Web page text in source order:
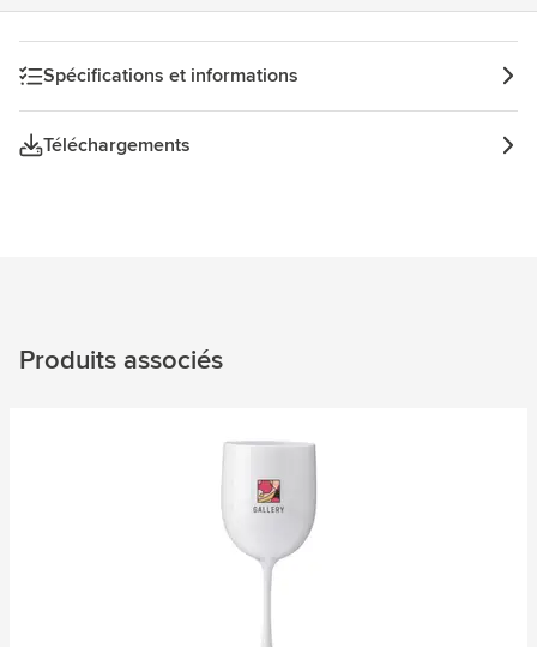
Spécifications et informations
Téléchargements
Produits associés